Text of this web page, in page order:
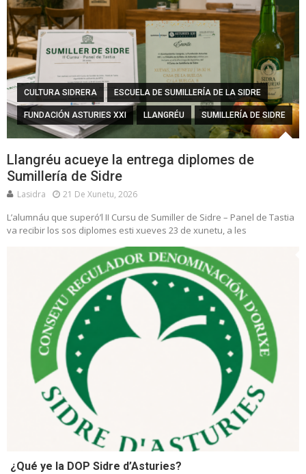
CULTURA SIDRERA ESCUELA DE SUMILLERÍA DE LA SIDRE
FUNDACIÓN ASTURIES XXI LLANGRÉU SUMILLERÍA DE SIDRE
Llangréu acueye la entrega diplomes de
Sumillería de Sidre
Lasidra 21 De Xunetu, 2026
L’alumnáu que superó’l II Cursu de Sumiller de Sidre – Panel de Tastia
va recibir los sos diplomes esti xueves 23 de xunetu, a les
¿Qué ye la DOP Sidre d’Asturies?